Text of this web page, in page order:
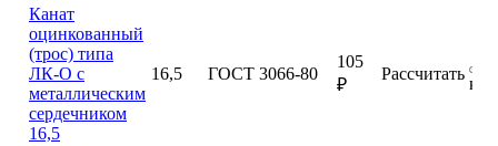
Канат
оцинкованный
(трос) типа
ЛК-О с
металлическим
сердечником
16,5
16,5 ГОСТ 3066-80
105
₽
Рассчитать